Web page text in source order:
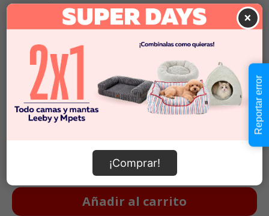
Seleccionar Formato
30 unidades
$16.990
100 unidades
$39.990
-
Añadir al carrito
×
¡Comprar!
Reportar error